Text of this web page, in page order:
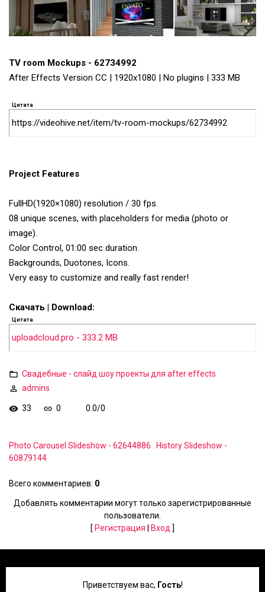
TV room Mockups - 62734992
After Effects Version CC | 1920x1080 | No plugins | 333 MB
Цитата
https://videohive.net/item/tv-room-mockups/62734992
Project Features
FullHD(1920×1080) resolution / 30 fps.
08 unique scenes, with placeholders for media (photo or
image).
Color Control, 01:00 sec duration.
Backgrounds, Duotones, Icons.
Very easy to customize and really fast render!
Скачать | Download:
Цитата
uploadcloud.pro - 333.2 MB
Свадебные - слайд шоу проекты для after effects
admins
33 0 0.0/0
Photo Carousel Slideshow - 62644886
History Slideshow -
60879144
Всего комментариев: 0
Добавлять комментарии могут только зарегистрированные
пользователи.
[ Регистрация Вход ]
Приветствуем вас, Гость!